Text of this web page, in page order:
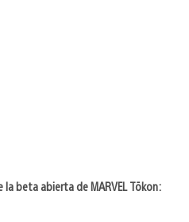
beta abierta de MARVEL Tōkon: